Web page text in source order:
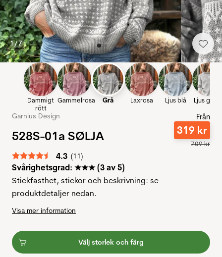
1/7
Dammigt
rött
Gammelrosa Grå Laxrosa Ljus blå Ljus
Garnius Design
528S-01a SØLJA
Snittbetyg:
4.3 (röster:
11)
Från
319 kr
709kr
Svårighetsgrad: ★★★ (3 av 5)
Stickfasthet, stickor och beskrivning: se
produktdetaljer nedan.
Visa mer information
Välj storlek och färg